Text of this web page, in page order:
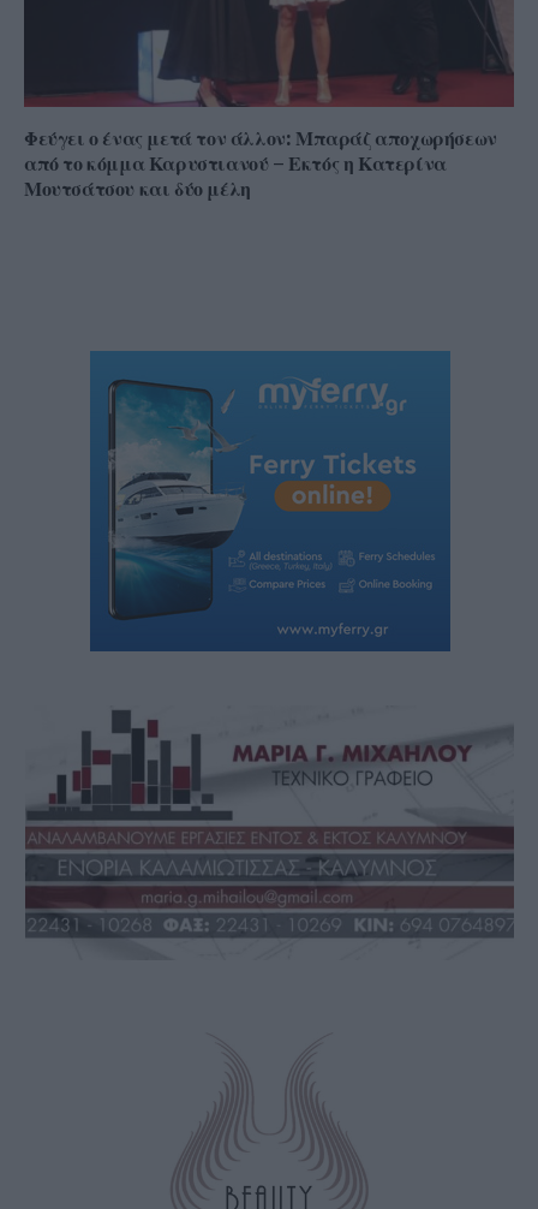
Φεύγει ο ένας μετά τον άλλον: Μπαράζ αποχωρήσεων
από το κόμμα Καρυστιανού – Εκτός η Κατερίνα
Μουτσάτσου και δύο μέλη